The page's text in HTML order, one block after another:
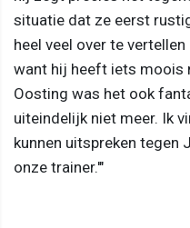
situatie dat ze eerst
heel veel over te
want hij heeft iets moois
Oosting was het ook
uiteindelijk niet meer. Ik
kunnen uitspreken tegen
onze trainer.'"